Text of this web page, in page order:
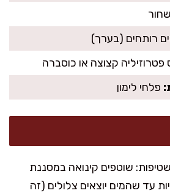
פלחי לימון
שוטפים קינואה במסננת
30–60 שניות עד שהמים יוצאים צלולים (זה